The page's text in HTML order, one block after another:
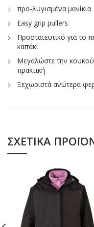
προ-λυγισμένα μανίκια
Easy grip pullers
Προστατευτικό για το
καπάκι
Μεγαλώστε την
πρακτική
Ξεχωριστά ανώτερα
ΣΧΕΤΙΚΆ